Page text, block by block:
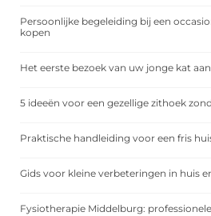
Persoonlijke begeleiding bij een
kopen
Het eerste bezoek van uw jonge kat
5 ideeën voor een gezellige zithoek
Praktische handleiding voor een fris
Gids voor kleine verbeteringen in huis
Fysiotherapie Middelburg: